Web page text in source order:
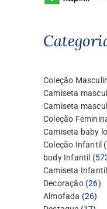
Coleção
Camiseta
Camiseta
Coleção
Camiseta baby
Coleção Infantil
body Infantil
Camiseta Infantil
Decoração 2626
Almofada 2626